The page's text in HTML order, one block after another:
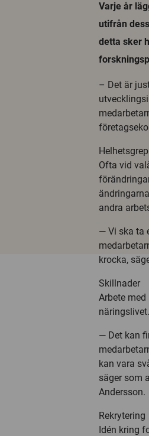
Varje år
utifrån
detta sker
– Det är
Ofta vid
andra
— Vi ska ta
krocka,
Skillnader
Arbete
näringslivet.
— Det kan
kan vara
säger som
Andersson.
Rekrytering
Idén kring